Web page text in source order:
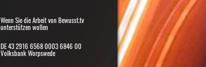
Wenn Sie die Arbeit von Bewusst.tv
unterstützen wollen
DE 43 2916 6568 0003 6846 00
Volksbank Worpswede